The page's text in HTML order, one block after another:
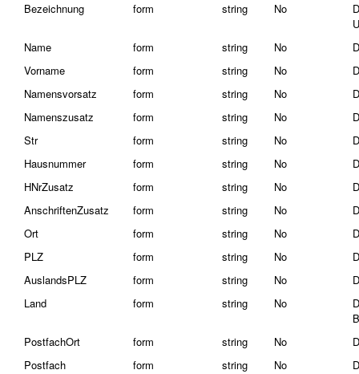
Bezeichnung form string No
Name
form string No
Vorname
form string No
Namensvorsatz
form string No
Namenszusatz
form string No
Str
form string No
Hausnummer
form string No
HNrZusatz
form string No
AnschriftenZusatz
form string No
Ort
form string No
PLZ
form string No
AuslandsPLZ
form string No
Land
form string No
PostfachOrt
form string No
Postfach
form string No